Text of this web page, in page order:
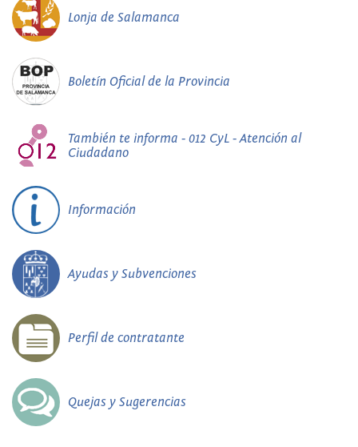
Lonja de Salamanca
Boletín Oficial de la Provincia
También te informa - 012 CyL - Atención al
Ciudadano
Información
Ayudas y Subvenciones
Perfil de contratante
Quejas y Sugerencias